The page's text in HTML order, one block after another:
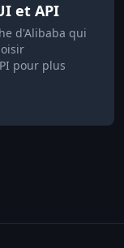
et API
d'Alibaba qui
pour plus